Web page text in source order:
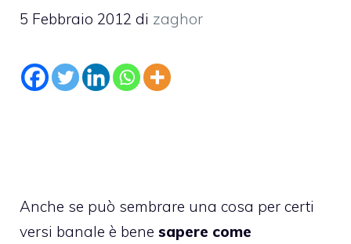
5 Febbraio 2012 di zaghor
Anche se può sembrare una cosa per certi
versi banale è bene sapere come